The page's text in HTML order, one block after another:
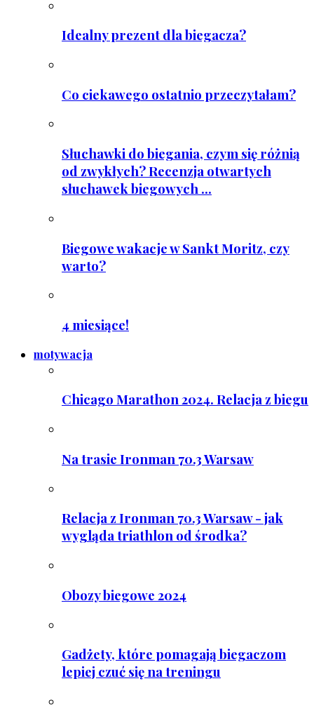
Idealny prezent dla biegacza?
Co ciekawego ostatnio przeczytałam?
Słuchawki do biegania, czym się różnią
od zwykłych? Recenzja otwartych
słuchawek biegowych ...
Biegowe wakacje w Sankt Moritz, czy
warto?
4 miesiące!
motywacja
Chicago Marathon 2024. Relacja z biegu
Na trasie Ironman 70.3 Warsaw
Relacja z Ironman 70.3 Warsaw - jak
wygląda triathlon od środka?
Obozy biegowe 2024
Gadżety, które pomagają biegaczom
lepiej czuć się na treningu